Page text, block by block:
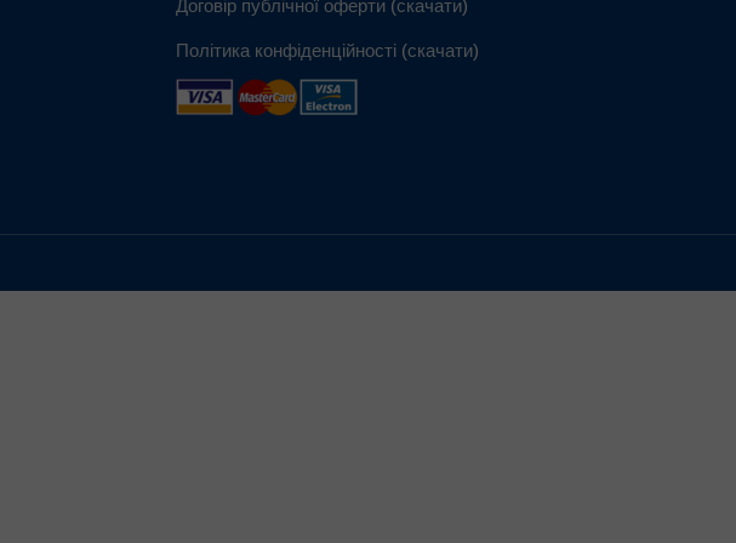
Договір публічної оферти (скачати)
Політика конфіденційності (скачати)